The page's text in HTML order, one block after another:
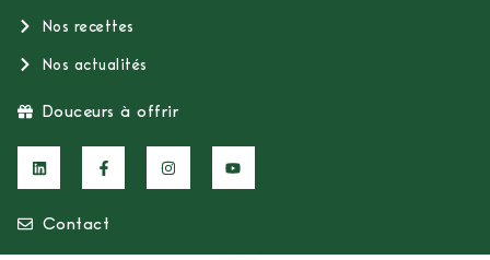
Nos recettes
Nos actualités
Douceurs à offrir
Contact